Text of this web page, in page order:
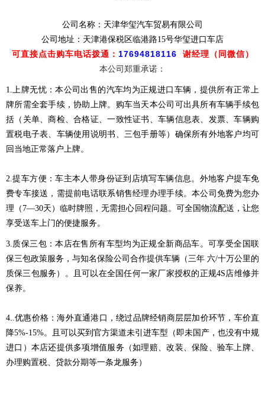
公司名称：天津华玺汽车贸易有限公司
公司地址：天津港保税区临港路15号华玺进口车店
可直接点击购车电话拨通： 17694818116 谢经理（同微信）
本公司郑重承诺：
1.上牌无忧：本公司出售的汽车均为正规进口车辆，提供所有正常上
牌所需全套手续，协助上牌。购车当天本公司可出具所有车辆手续包
括（关单、商检、合格证、一致性证书、车辆信息表、发票、车辆购
置税电子表、车辆使用说明书、三包手册等）确保所有外地客户均可
回当地正常落户上牌。
2.提车方便：车主本人带身份证到店填写车辆信息。外地客户提车免
费专车接送，需提前电话联系销售经理办理手续。本公司免费为您办
理（7—30天）临时牌照，无需担心回程问题。可全国物流配送，让您
享受送车上门的便捷服务。
3.质保三包：本店在售所有车型均为正规全新商品车。可享受全国联
保三包政策服务，与知名保险公司合作提供车辆（三年 六/十万公里的
质保三包服务）。且可以在全国任何一家厂家授权的正规4S店维修并
保养。
4..优惠价格：海外直通港口，绕过品牌经销商层层加价环节，车价直
降5%-15%。且可以买到官方渠道未引进车型（即未国产，也没有中规
进口）本店还提供多项增值服务（如理赔、改装、保险、验车上牌、
办理购置税、贷款分期等一条龙服务）